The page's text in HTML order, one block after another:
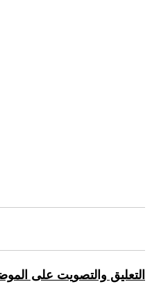
التعليق والتصويت على